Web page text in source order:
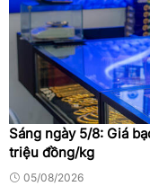
Sáng ngày 5/8: Giá
triệu đồng/kg
05/08/2026